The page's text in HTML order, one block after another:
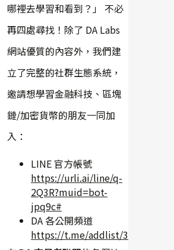
哪裡去學習和看到？」 不必
再四處尋找！除了 DA Labs
網站優質的內容外，我們建
立了完整的社群生態系統，
邀請想學習金融科技、區塊
鏈/加密貨幣的朋友一同加
入：
LINE 官方帳號
https://urli.ai/line/q-
2Q3R?muid=bot-
jpq9c#
DA 各公開頻道
https://t.me/addlist/